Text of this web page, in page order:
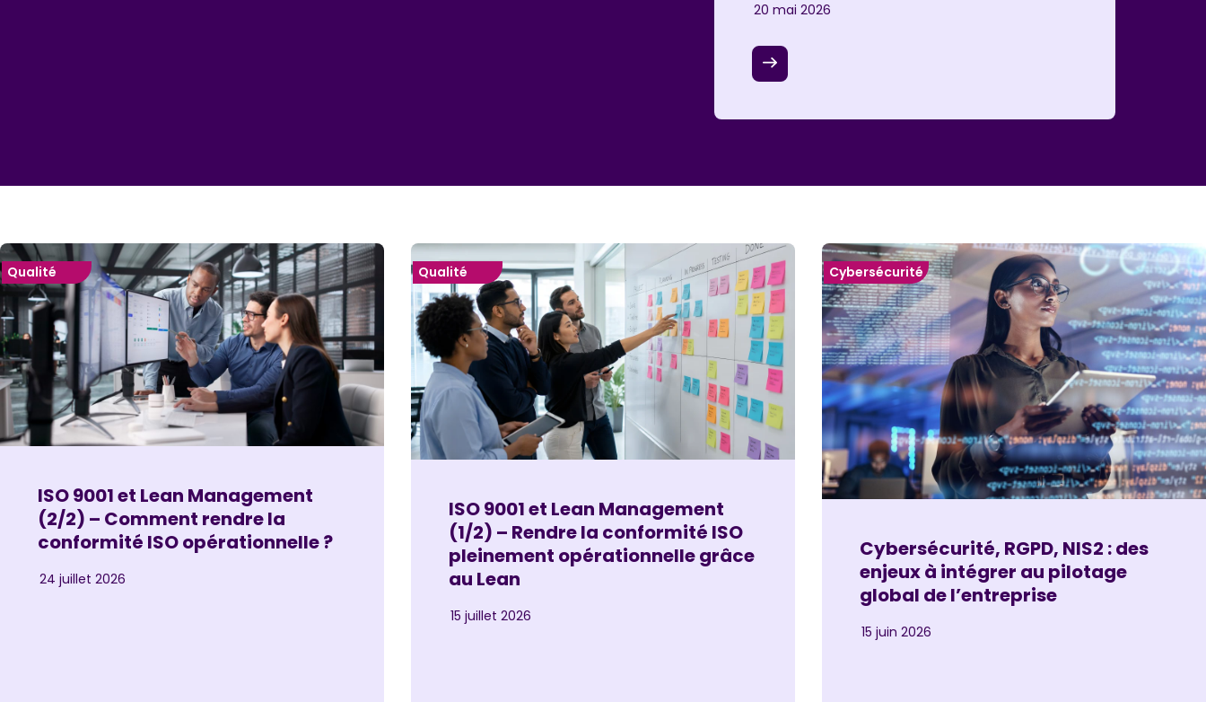
20 mai 2026
Qualité
ISO 9001 et Lean Management
(2/2) – Comment rendre la
conformité ISO opérationnelle ?
24 juillet 2026
Qualité
ISO 9001 et Lean Management
(1/2) – Rendre la conformité ISO
pleinement opérationnelle grâce
au Lean
15 juillet 2026
Cybersécurité
Cybersécurité, RGPD, NIS2 : des
enjeux à intégrer au pilotage
global de l’entreprise
15 juin 2026